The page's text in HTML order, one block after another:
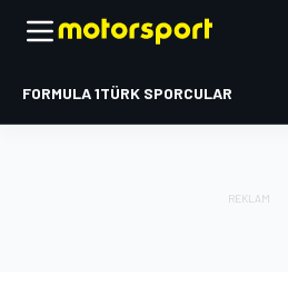
FORMULA 1TÜRK SPORCULAR